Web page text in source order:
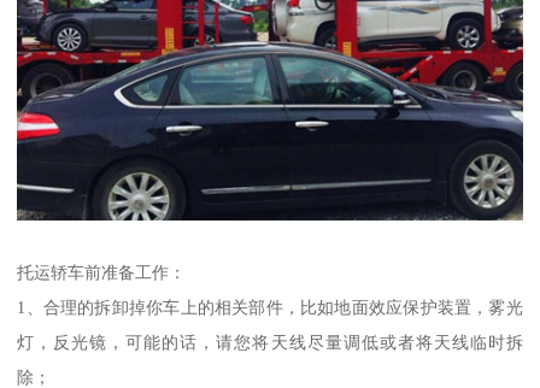
托运轿车前准备工作：
1、合理的拆卸掉你车上的相关部件，比如地面效应保护装置，雾光
灯，反光镜，可能的话，请您将天线尽量调低或者将天线临时拆
除；